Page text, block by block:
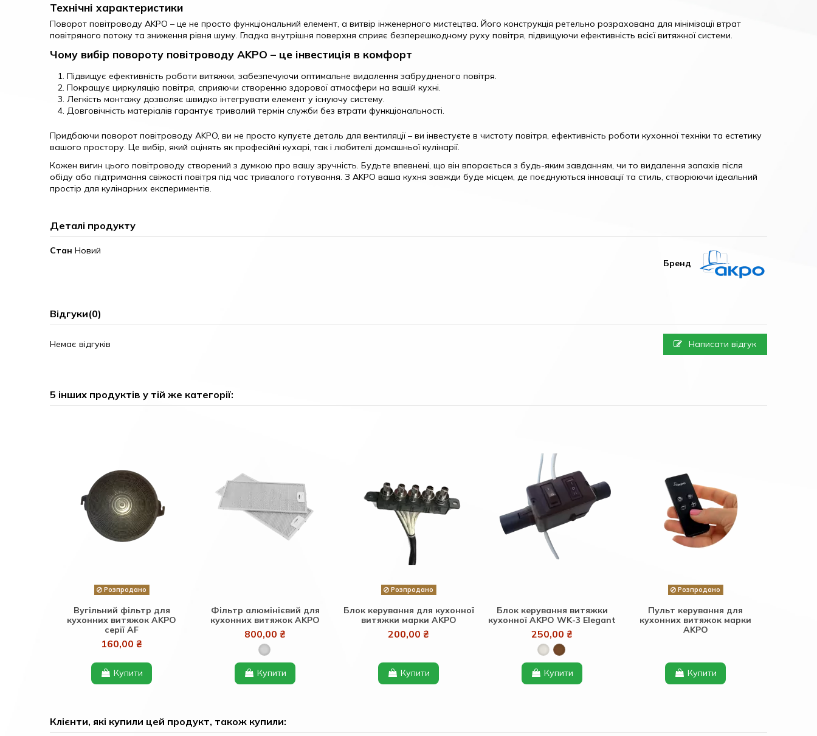
Технічні характеристики
Поворот повітроводу AKPO – це не просто функціональний елемент, а витвір інженерного мистецтва. Його конструкція ретельно розрахована для мінімізації втрат
повітряного потоку та зниження рівня шуму. Гладка внутрішня поверхня сприяє безперешкодному руху повітря, підвищуючи ефективність всієї витяжної системи.
Чому вибір повороту повітроводу AKPO – це інвестиція в комфорт
Підвищує ефективність роботи витяжки, забезпечуючи оптимальне видалення забрудненого повітря.
Покращує циркуляцію повітря, сприяючи створенню здорової атмосфери на вашій кухні.
Легкість монтажу дозволяє швидко інтегрувати елемент у існуючу систему.
Довговічність матеріалів гарантує тривалий термін служби без втрати функціональності.
Придбаючи поворот повітроводу AKPO, ви не просто купуєте деталь для вентиляції – ви інвестуєте в чистоту повітря, ефективність роботи кухонної техніки та естетику
вашого простору. Це вибір, який оцінять як професійні кухарі, так і любителі домашньої кулінарії.
Кожен вигин цього повітроводу створений з думкою про вашу зручність. Будьте впевнені, що він впорається з будь-яким завданням, чи то видалення запахів після
обіду або підтримання свіжості повітря під час тривалого готування. З AKPO ваша кухня завжди буде місцем, де поєднуються інновації та стиль, створюючи ідеальний
простір для кулінарних експериментів.
Деталі продукту
Бренд
Стан Новий
Відгуки(0)
Немає відгуків Написати відгук
5 інших продуктів у тій же категорії:
Розпродано
Вугільний фільтр для
кухонних витяжок AKPO
серії AF
160,00 ₴
Купити
Фільтр алюмінієвий для
кухонних витяжок AKPO
800,00 ₴
Купити
Розпродано
Блок керування для кухонної
витяжки марки AKPO
200,00 ₴
Купити
Блок керування витяжки
кухонної AKPO WK-3 Elegant
250,00 ₴
Купити
Розпродано
Пульт керування для
кухонних витяжок марки
AKPO
Купити
Клієнти, які купили цей продукт, також купили: